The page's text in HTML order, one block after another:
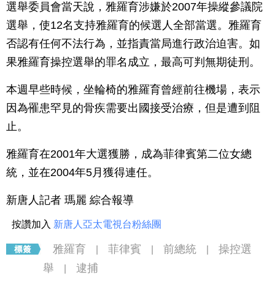
選舉委員會當天說，雅羅育涉嫌於2007年操縱參議院
選舉，使12名支持雅羅育的候選人全部當選。雅羅育
否認有任何不法行為，並指責當局進行政治迫害。如
果雅羅育操控選舉的罪名成立，最高可判無期徒刑。
本週早些時候，坐輪椅的雅羅育曾經前往機場，表示
因為罹患罕見的骨疾需要出國接受治療，但是遭到阻
止。
雅羅育在2001年大選獲勝，成為菲律賓第二位女總
統，並在2004年5月獲得連任。
新唐人記者 瑪麗 綜合報導
按讚加入 新唐人亞太電視台粉絲團
雅羅育 菲律賓 前總統
操控選
舉
逮捕